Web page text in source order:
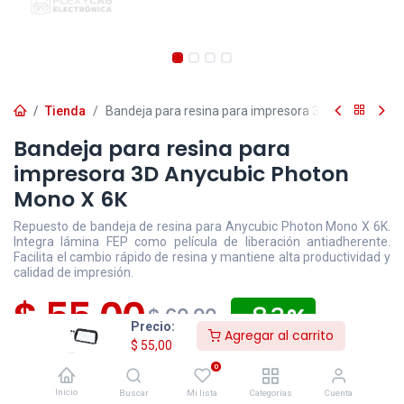
Precio:
$ 55,00
Agregar al carrito
Inicio Buscar
0
Mi lista Categorías Cuenta
Tienda Bandeja para resina para impresora 3D Anycubic
Bandeja para resina para
impresora 3D Anycubic Photon
Mono X 6K
Repuesto de bandeja de resina para Anycubic Photon Mono X 6K.
Integra lámina FEP como película de liberación antiadherente.
Facilita el cambio rápido de resina y mantiene alta productividad y
calidad de impresión.
$ 55,00$60,00 - 8,3
Precio exclusivo sitio web